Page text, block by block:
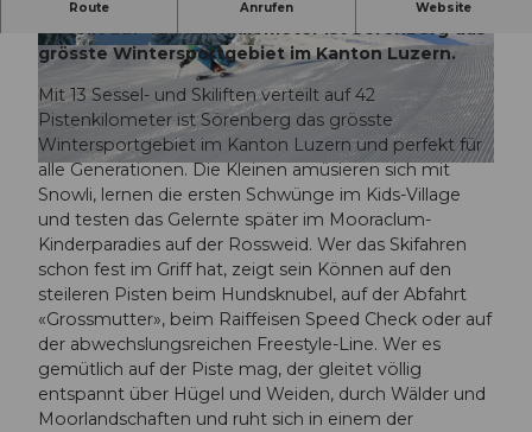
© David Kurth
© David Kurth © Ruedi Flück
Route Anrufen Website
verteilt auf 42 Pistenkilometer ist Sörenberg das
grösste Wintersportgebiet im Kanton Luzern.
Mit 13 Sessel- und Skiliften verteilt auf 42
Pistenkilometer ist Sörenberg das grösste
Wintersportgebiet im Kanton Luzern und perfekt für
alle Generationen. Die Kleinen amüsieren sich mit
Snowli, lernen die ersten Schwünge im Kids-Village
und testen das Gelernte später im Mooraclum-
Kinderparadies auf der Rossweid. Wer das Skifahren
schon fest im Griff hat, zeigt sein Können auf den
steileren Pisten beim Hundsknubel, auf der Abfahrt
«Grossmutter», beim Raiffeisen Speed Check oder auf
der abwechslungsreichen Freestyle-Line. Wer es
gemütlich auf der Piste mag, der gleitet völlig
entspannt über Hügel und Weiden, durch Wälder und
Moorlandschaften und ruht sich in einem der